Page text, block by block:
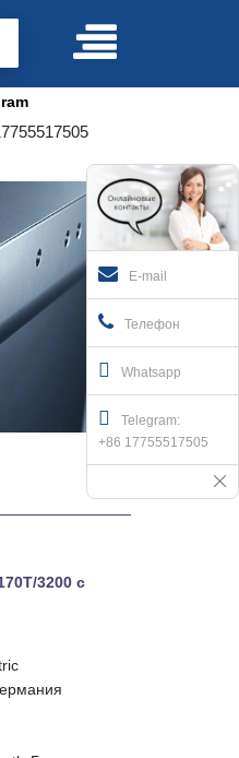
предложение
3200 с
E-mail
Телефон
Whatsapp
Telegram:
+86 17755517505